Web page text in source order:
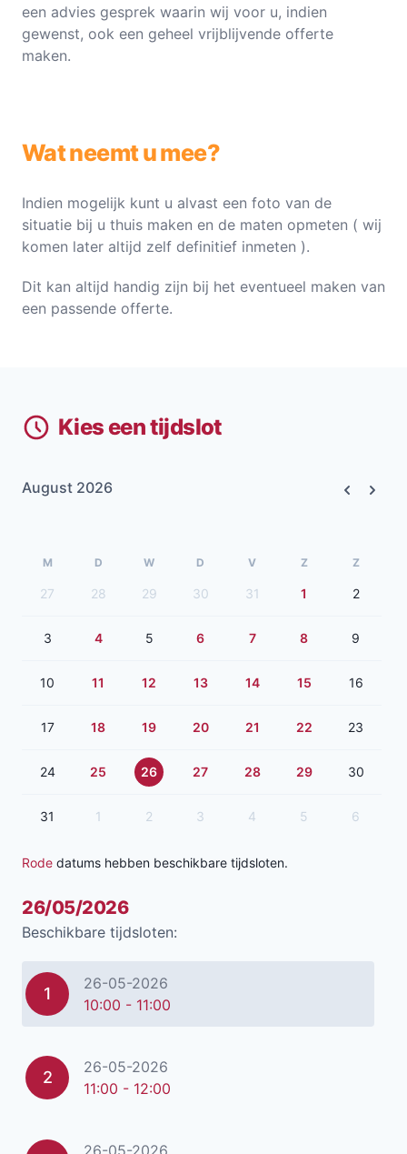
een advies gesprek waarin wij voor u, indien
gewenst, ook een geheel vrijblijvende offerte
maken.
Wat neemt u mee?
Indien mogelijk kunt u alvast een foto van de
situatie bij u thuis maken en de maten opmeten ( wij
komen later altijd zelf definitief inmeten ).
Dit kan altijd handig zijn bij het eventueel maken van
een passende offerte.
Kies een tijdslot
August 2026
M D W D V Z Z
27 28 29 30 31 1 2
3 4 5 6 7 8 9
10 11 12 13 14 15 16
17 18 19 20 21 22 23
24 25 26 27 28 29 30
31 1 2 3 4 5 6
Rode datums hebben beschikbare tijdsloten.
26/05/2026
Beschikbare tijdsloten:
1
26-05-2026
10:00 - 11:00
2
26-05-2026
11:00 - 12:00
26-05-2026